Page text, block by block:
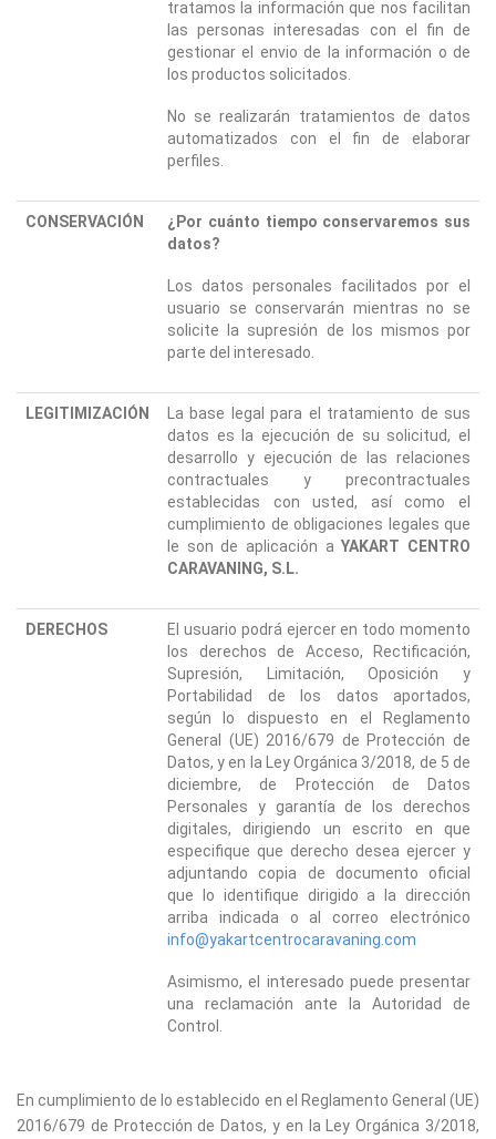
tratamos la información que nos facilitan
las personas interesadas con el fin de
gestionar el envio de la información o de
los productos solicitados.
No se realizarán tratamientos de datos
automatizados con el fin de elaborar
perfiles.
CONSERVACIÓN
¿Por cuánto tiempo conservaremos sus
datos?
Los datos personales facilitados por el
usuario se conservarán mientras no se
solicite la supresión de los mismos por
parte del interesado.
LEGITIMIZACIÓN
La base legal para el tratamiento de sus
datos es la ejecución de su solicitud, el
desarrollo y ejecución de las relaciones
contractuales y precontractuales
establecidas con usted, así como el
cumplimiento de obligaciones legales que
le son de aplicación aYAKART CENTRO
CARAVANING, S.L.
DERECHOS
El usuario podrá ejercer en todo momento
los derechos de Acceso, Rectificación,
Supresión, Limitación, Oposición y
Portabilidad de los datos aportados,
según lo dispuesto en el Reglamento
General (UE) 2016/679 de Protección de
Datos, y en la Ley Orgánica 3/2018, de 5 de
diciembre, de Protección de Datos
Personales y garantía de los derechos
digitales, dirigiendo un escrito en que
especifique que derecho desea ejercer y
adjuntando copia de documento oficial
que lo identifique dirigido a la dirección
arriba indicada o al correo electrónico
info@yakartcentrocaravaning.com
Asimismo, el interesado puede presentar
una reclamación ante la Autoridad de
Control.
En cumplimiento de lo establecido en el Reglamento General (UE)
2016/679 de Protección de Datos, y en la Ley Orgánica 3/2018,